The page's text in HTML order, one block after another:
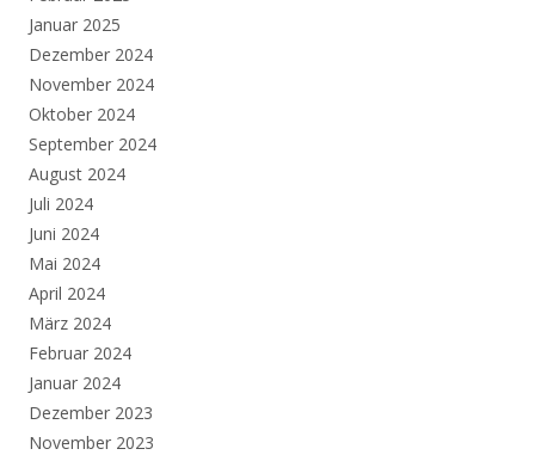
Januar 2025
Dezember 2024
November 2024
Oktober 2024
September 2024
August 2024
Juli 2024
Juni 2024
Mai 2024
April 2024
März 2024
Februar 2024
Januar 2024
Dezember 2023
November 2023